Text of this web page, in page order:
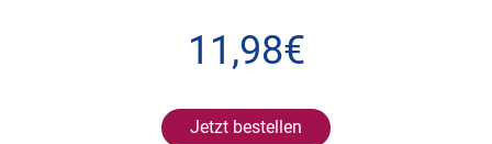
11,98€
Jetzt bestellen